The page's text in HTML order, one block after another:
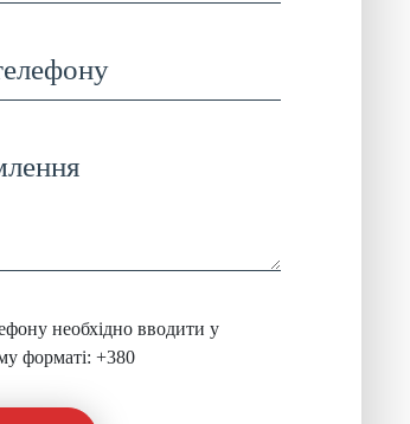
необхідно вводити у
форматі: +380